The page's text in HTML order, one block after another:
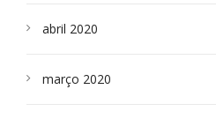
abril 2020
março 2020